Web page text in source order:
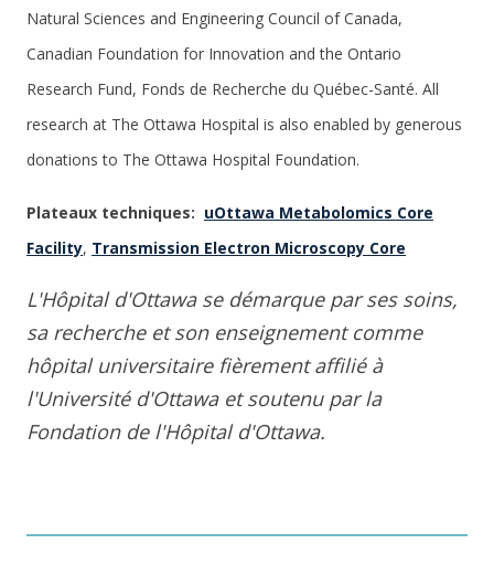
Natural Sciences and Engineering Council of Canada,
Canadian Foundation for Innovation and the Ontario
Research Fund, Fonds de Recherche du Québec-Santé. All
research at The Ottawa Hospital is also enabled by generous
donations to The Ottawa Hospital Foundation.
Plateaux techniques: uOttawa Metabolomics Core
Facility, Transmission Electron Microscopy Core
L'Hôpital d'Ottawa se démarque par ses soins,
sa recherche et son enseignement comme
hôpital universitaire fièrement affilié à
l'Université d'Ottawa et soutenu par la
Fondation de l'Hôpital d'Ottawa.